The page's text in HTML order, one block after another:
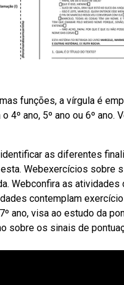
funções, a vírgula é
4º ano, 5º ano ou 6º
as diferentes
Webexercícios sobre
Webconfira as atividades
contemplam
ano, visa ao estudo da
sobre os sinais de